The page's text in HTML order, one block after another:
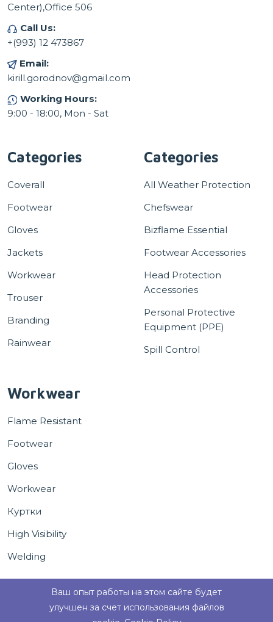
Center),Office 506
Call Us:
+(993) 12 473867
Email:
kirill.gorodnov@gmail.com
Working Hours:
9:00 - 18:00, Mon - Sat
Categories
Coverall
Footwear
Gloves
Jackets
Workwear
Trouser
Branding
Rainwear
Categories
All Weather Protection
Chefswear
Bizflame Essential
Footwear Accessories
Head Protection
Accessories
Personal Protective
Equipment (PPE)
Spill Control
Workwear
Flame Resistant
Footwear
Gloves
Workwear
Куртки
High Visibility
Welding
Ваш опыт работы на этом сайте будет
улучшен за счет использования файлов